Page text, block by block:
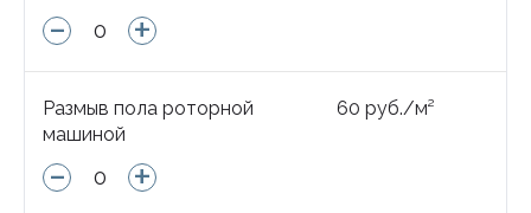
- +
Размыв пола роторной
машиной
60 руб./м²
- +